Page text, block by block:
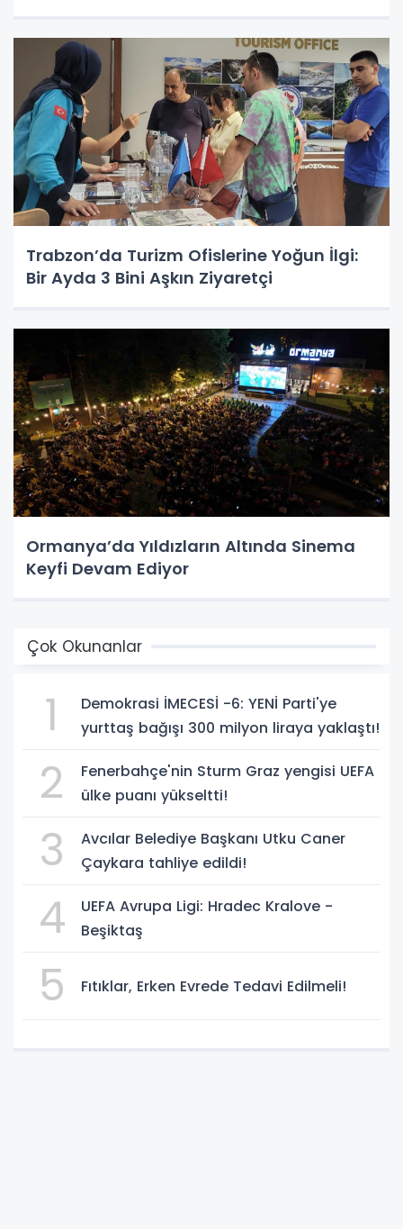
Trabzon’da Turizm Ofislerine Yoğun İlgi:
Bir Ayda 3 Bini Aşkın Ziyaretçi
Ormanya’da Yıldızların Altında Sinema
Keyfi Devam Ediyor
Çok Okunanlar
1
Demokrasi İMECESİ -6: YENİ Parti'ye
yurttaş bağışı 300 milyon liraya yaklaştı!
2
Fenerbahçe'nin Sturm Graz yengisi UEFA
ülke puanı yükseltti!
3
Avcılar Belediye Başkanı Utku Caner
Çaykara tahliye edildi!
4
UEFA Avrupa Ligi: Hradec Kralove -
Beşiktaş
5 Fıtıklar, Erken Evrede Tedavi Edilmeli!